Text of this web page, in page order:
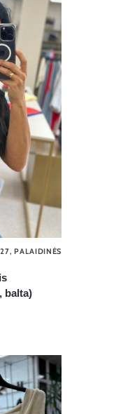
,PALAIDINĖS
balta)